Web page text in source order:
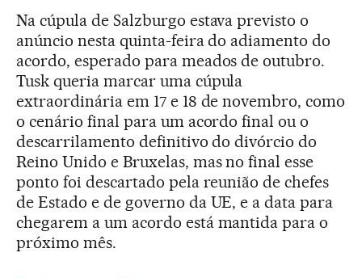
Na cúpula de Salzburgo estava previsto o
anúncio nesta quinta-feira do adiamento do
acordo, esperado para meados de outubro.
Tusk queria marcar uma cúpula
extraordinária em 17 e 18 de novembro, como
o cenário final para um acordo final ou o
descarrilamento definitivo do divórcio do
Reino Unido e Bruxelas, mas no final esse
ponto foi descartado pela reunião de chefes
de Estado e de governo da UE, e a data para
chegarem a um acordo está mantida para o
próximo mês.